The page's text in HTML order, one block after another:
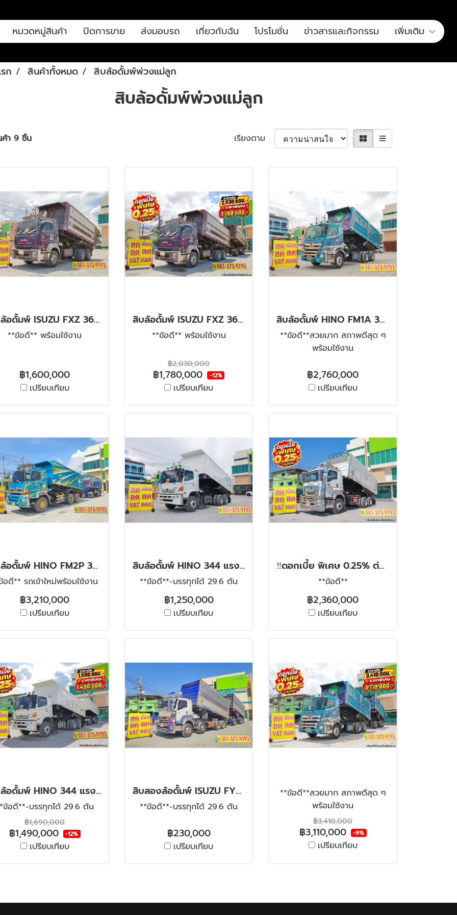
หมวดหมู่สินค้า ปิดการขาย ส่งมอบรถ เกี่ยวกับฉัน โปรโมชั่น ข่าวสารและกิจกรรม เพิ่มเติม
ก สินค้าทั้งหมด สิบล้อดั้มพ์พ่วงแม่ลูก
สิบล้อดั้มพ์พ่วงแม่ลูก
า 9 ชิ้น เรียงตาม
สิบล้อดั้มพ์ ISUZU FXZ 360 ปี 59 จด 66
**ข้อดี** พร้อมใช้งาน
฿1,600,000
เปรียบเทียบ
สิบล้อดั้มพ์ ISUZU FXZ 360 + หางดั้มพ์ สามเพลา อู่สหะกิจ ปี 59 จด 66
**ข้อดี** พร้อมใช้งาน
฿2,030,000
฿1,780,000 -12%
เปรียบเทียบ
สิบล้อดั้มพ์ HINO FM1A 344 แรง ปี 2567
**ข้อดี**สวยมาก สภาพดีสุด ๆ
พร้อมใช้งาน
฿2,760,000
เปรียบเทียบ
สิบล้อดั้มพ์ HINO FM2P 380 แรง ปี 2565 +หางดั้มพ์ สามเพลา อู่ส.สมบัติ ปี 2565
อดี** รถเข้าใหม่พร้อมใช้งาน
฿3,210,000
เปรียบเทียบ
สิบล้อดั้มพ์ HINO 344 แรงม้า ปี 56
**ข้อดี**-บรรทุกได้ 29.6 ตัน
฿1,250,000
เปรียบเทียบ
‼️ดอกเบี้ย พิเศษ 0.25% ต่อเดือน‼️สิบล้อดั้มพ์ ISUZU FXZ 360 แรง ปี 2565
**ข้อดี**
฿2,360,000
เปรียบเทียบ
สิบล้อดั้มพ์ HINO 344 แรง ปี 56 + หางดั้มพ์ สามเพลา อู่สหกิจ ปี 56
ข้อดี**-บรรทุกได้ 29.6 ตัน
฿1,690,000
฿1,490,000 -12%
เปรียบเทียบ
สิบสองล้อดั้มพ์ ISUZU FYH 360 แรง ปี 2556 + หางดั้มพ์ สามเพลา อู่ส.สมบัติ ปี 2556
**ข้อดี**-บรรทุกได้ 29.6 ตัน
฿230,000
เปรียบเทียบ
**ข้อดี**สวยมาก สภาพดีสุด ๆ
พร้อมใช้งาน
฿3,410,000
฿3,110,000 -9%
เปรียบเทียบ